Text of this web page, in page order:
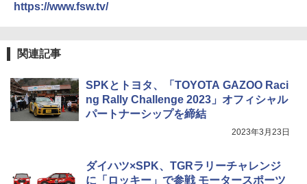
https://www.fsw.tv/
関連記事
SPKとトヨタ、「TOYOTA GAZOO Raci
ng Rally Challenge 2023」オフィシャル
パートナーシップを締結
2023年3月23日
ダイハツ×SPK、TGRラリーチャレンジ
に「ロッキー」で参戦 モータースポーツ